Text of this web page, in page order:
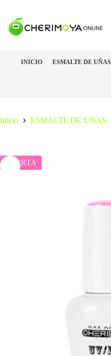
contenido
INICIO ESMALTE DE UÑAS
Inicio ESMALTE DE UÑAS
OFERTA